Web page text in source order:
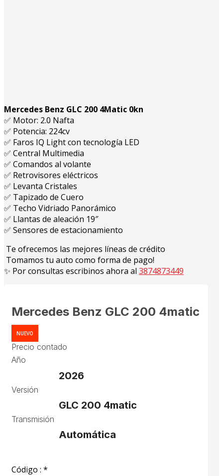
Mercedes Benz GLC 200 4Matic 0kn
✅ Motor: 2.0 Nafta
✅ Potencia: 224cv
✅ Faros IQ Light con tecnología LED
✅ Central Multimedia
✅ Comandos al volante
✅ Retrovisores eléctricos
✅ Levanta Cristales
✅ Tapizado de Cuero
✅ Techo Vidriado Panorámico
✅ Llantas de aleación 19″
✅ Sensores de estacionamiento
Te ofrecemos las mejores líneas de crédito
Tomamos tu auto como forma de pago!
✨ Por consultas escribinos ahora al 3874873449
Mercedes Benz GLC 200 4matic
NUEVO
Precio contado
Año
2026
Versión
GLC 200 4matic
Transmisión
Automática
Código : *